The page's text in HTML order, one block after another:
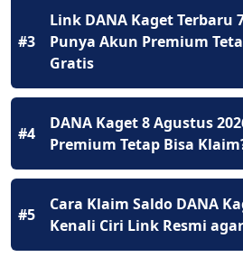
#3
Link DANA Kaget Terbaru
Punya Akun Premium
Gratis
#4
DANA Kaget 8 Agustus
Premium Tetap Bisa
#5
Cara Klaim Saldo DANA
Kenali Ciri Link Resmi